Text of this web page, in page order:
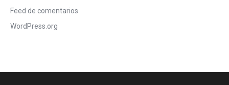
Feed de comentarios
WordPress.org